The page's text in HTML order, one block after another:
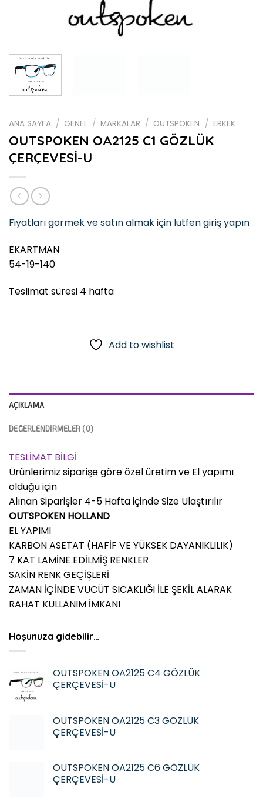
ANA SAYFA / GENEL / MARKALAR / OUTSPOKEN / ERKEK
OUTSPOKEN OA2125 C1 GÖZLÜK
ÇERÇEVESİ-U
Fiyatları görmek ve satın almak için lütfen giriş yapın
EKARTMAN
54-19-140
Teslimat süresi 4 hafta
Add to wishlist
AÇIKLAMA
DEĞERLENDIRMELER (0)
TESLİMAT BİLGİ
Ürünlerimiz siparişe göre özel üretim ve El yapımı
olduğu için
Alınan Siparişler 4-5 Hafta içinde Size Ulaştırılır
OUTSPOKEN HOLLAND
EL YAPIMI
KARBON ASETAT (HAFİF VE YÜKSEK DAYANIKLILIK)
7 KAT LAMİNE EDİLMİŞ RENKLER
SAKİN RENK GEÇİŞLERİ
ZAMAN İÇİNDE VUCÜT SICAKLIĞI İLE ŞEKİL ALARAK
RAHAT KULLANIM İMKANI
Hoşunuza gidebilir…
OUTSPOKEN OA2125 C4 GÖZLÜK
ÇERÇEVESİ-U
OUTSPOKEN OA2125 C3 GÖZLÜK
ÇERÇEVESİ-U
OUTSPOKEN OA2125 C6 GÖZLÜK
ÇERÇEVESİ-U